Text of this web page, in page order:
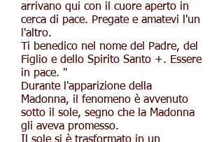
arrivano qui con il cuore aperto in
cerca di pace. Pregate e amatevi l'un
l'altro.
Ti benedico nel nome del Padre, del
Figlio e dello Spirito Santo +. Essere
in pace. "
Durante l'apparizione della
Madonna, il fenomeno è avvenuto
sotto il sole, segno che la Madonna
gli aveva promesso.